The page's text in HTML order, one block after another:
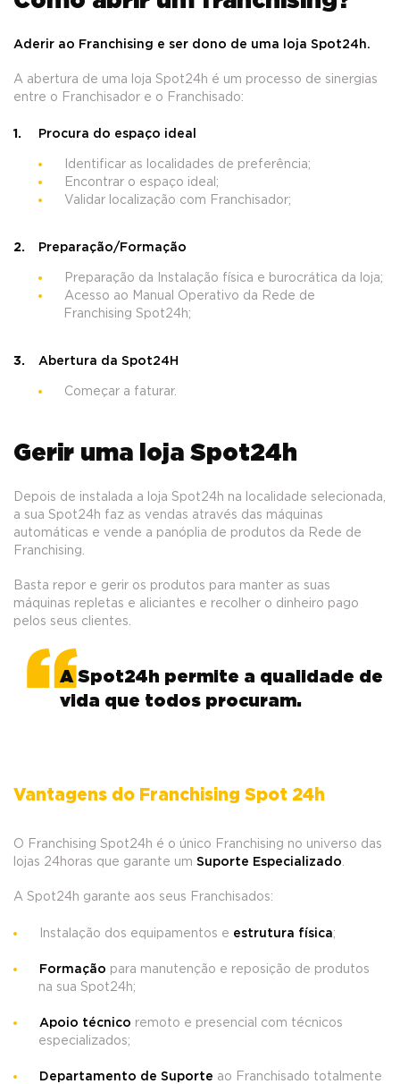
Aderir ao Franchising e ser dono de uma loja Spot24h.
A abertura de uma loja Spot24h é um processo de sinergias
entre o Franchisador e o Franchisado:
Procura do espaço ideal
Identificar as localidades de preferência;
Encontrar o espaço ideal;
Validar localização com Franchisador;
Preparação/Formação
Preparação da Instalação física e burocrática da loja;
Acesso ao Manual Operativo da Rede de
Franchising Spot24h;
Abertura da Spot24H
Começar a faturar.
Gerir uma loja Spot24h
Depois de instalada a loja Spot24h na localidade selecionada,
a sua Spot24h faz as vendas através das máquinas
automáticas e vende a panóplia de produtos da Rede de
Franchising.
Basta repor e gerir os produtos para manter as suas
máquinas repletas e aliciantes e recolher o dinheiro pago
pelos seus clientes.
A Spot24h permite a qualidade de
vida que todos procuram.
Vantagens do Franchising Spot 24h
O Franchising Spot24h é o único Franchising no universo das
lojas 24horas que garante um Suporte Especializado.
A Spot24h garante aos seus Franchisados:
Instalação dos equipamentos e estrutura física;
Formação para manutenção e reposição de produtos
na sua Spot24h;
Apoio técnico remoto e presencial com técnicos
especializados;
Departamento de Suporte ao Franchisado totalmente